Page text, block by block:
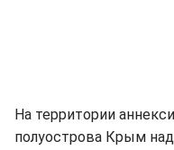
На территории
полуострова Крым